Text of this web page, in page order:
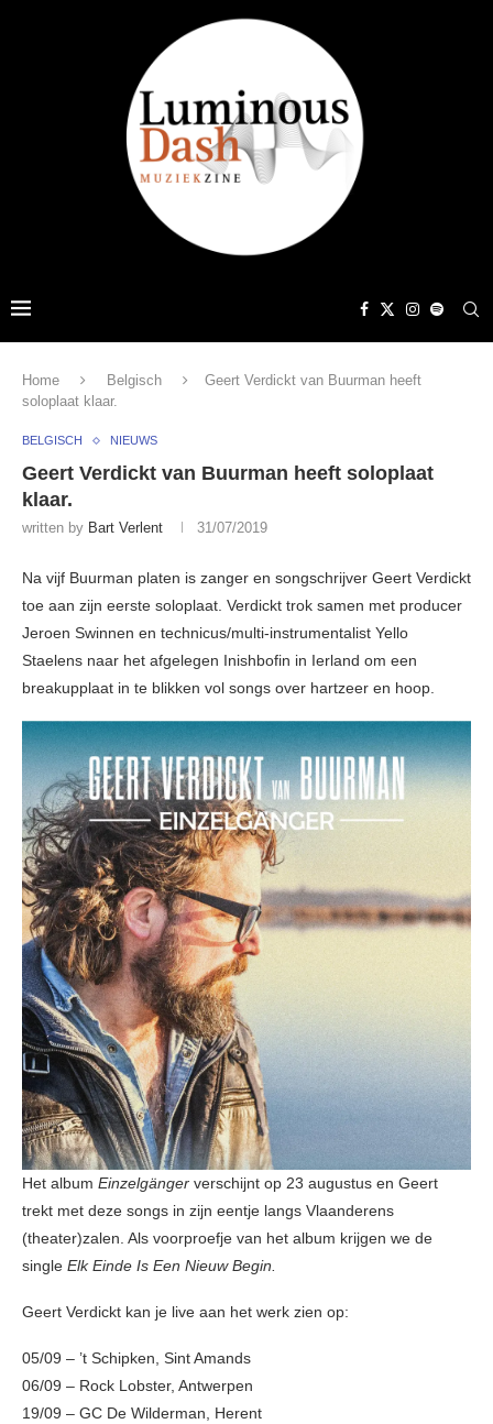
Home Belgisch
Geert Verdickt van Buurman heeft
soloplaat klaar.
BELGISCH NIEUWS
Geert Verdickt van Buurman heeft soloplaat
klaar.
written by Bart Verlent 31/07/2019
Na vijf Buurman platen is zanger en songschrijver Geert Verdickt
toe aan zijn eerste soloplaat. Verdickt trok samen met producer
Jeroen Swinnen en technicus/multi-instrumentalist Yello
Staelens naar het afgelegen Inishbofin in Ierland om een
breakupplaat in te blikken vol songs over hartzeer en hoop.
Het album Einzelgänger verschijnt op 23 augustus en Geert
trekt met deze songs in zijn eentje langs Vlaanderens
(theater)zalen. Als voorproefje van het album krijgen we de
single Elk Einde Is Een Nieuw Begin.
Geert Verdickt kan je live aan het werk zien op:
05/09 – ’t Schipken, Sint Amands
06/09 – Rock Lobster, Antwerpen
19/09 – GC De Wilderman, Herent